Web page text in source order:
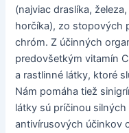
(najviac draslíka,
horčíka), zo stopových
chróm. Z účinných
predovšetkým vitamín
a rastlinné látky, ktoré
Nám pomáha tiež
látky sú príčinou
antivírusových účinkov